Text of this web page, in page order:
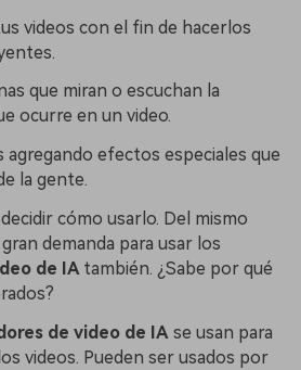
videos con el fin de hacerlos
que miran o escuchan la
ocurre en un video.
efectos especiales que
la gente.
cómo usarlo. Del mismo
demanda para usar los
de IA también. ¿Sabe por qué
de video de IA se usan para
videos. Pueden ser usados por